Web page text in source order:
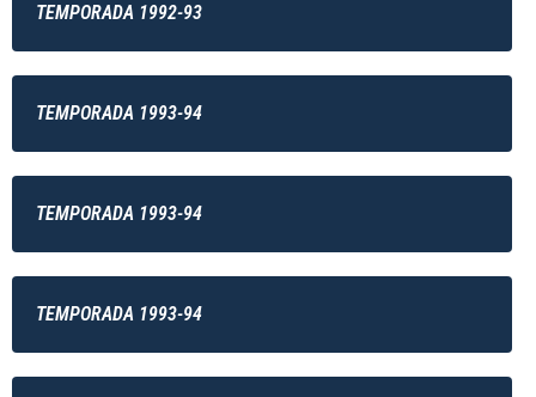
TEMPORADA 1992-93
TEMPORADA 1993-94
TEMPORADA 1993-94
TEMPORADA 1993-94